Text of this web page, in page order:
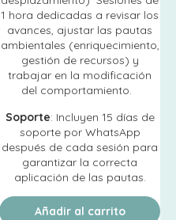
1 hora dedicadas a revisar los
avances, ajustar las pautas
ambientales (enriquecimiento,
gestión de recursos) y
trabajar en la modificación
del comportamiento.
Soporte: Incluyen 15 días de
soporte por WhatsApp
después de cada sesión para
garantizar la correcta
aplicación de las pautas.
Añadir al carrito